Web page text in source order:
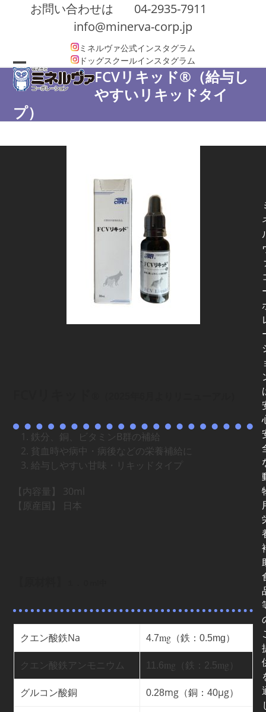
お問い合わせは
04-2935-7911
info@minerva-corp.jp
ミネルヴァ公式インスタグラム
ドッグスクールインスタグラム
Open
mobile
menu
Close
mobile
menu
FCVリキッド®（給与し
やすいリキッドタイ
プ）
鉄分、銅、ビタミンB群の補給
貧血時や病中・病後などの栄養補給に
給与しやすい甘味・リキッドタイプ
【内容量】 30ml
【原産国】 日本
クエン酸鉄Na 4.7mg（鉄：0.5mg）
クエン酸鉄アンモニウム 11.6 mg（鉄： 2.5 mg）
グルコン酸銅 0.28mg（銅： 40μg）